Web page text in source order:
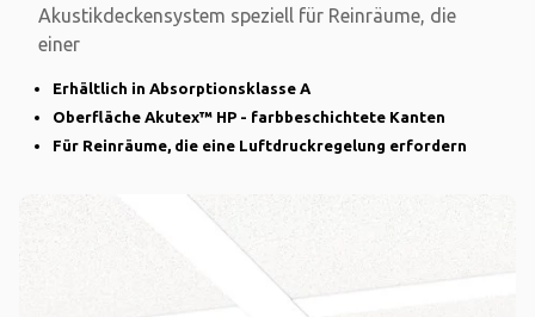
Akustikdeckensystem speziell für Reinräume, die
einer
Erhältlich in Absorptionsklasse A
Oberfläche Akutex™ HP - farbbeschichtete Kanten
Für Reinräume, die eine Luftdruckregelung erfordern